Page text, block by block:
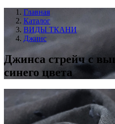
Главная
Каталог
ВИДЫ ТКАНИ
Джинс
Джинса стрейч с
синего цвета